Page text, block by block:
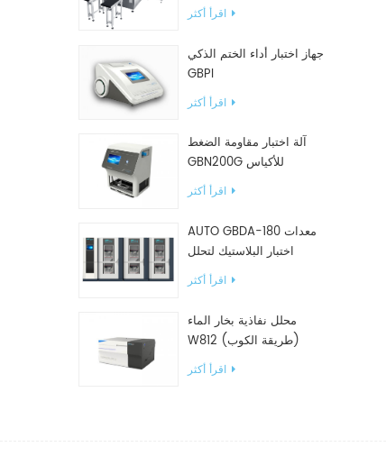
اقرأ أكثر
جهاز اختبار أداء الختم الذكي
GBPI
اقرأ أكثر
آلة اختبار مقاومة الضغط
GBN200G للأكياس
البلاستيكية
اقرأ أكثر
AUTO GBDA-180 معدات
اختبار البلاستيك لتحلل
السماد
اقرأ أكثر
محلل نفاذية بخار الماء
W812 (طريقة الكوب)
اقرأ أكثر